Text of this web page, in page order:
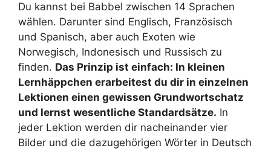
Du kannst bei Babbel zwischen 14 Sprachen
wählen. Darunter sind Englisch, Französisch
und Spanisch, aber auch Exoten wie
Norwegisch, Indonesisch und Russisch zu
finden. Das Prinzip ist einfach: In kleinen
Lernhäppchen erarbeitest du dir in einzelnen
Lektionen einen gewissen Grundwortschatz
und lernst wesentliche Standardsätze. In
jeder Lektion werden dir nacheinander vier
Bilder und die dazugehörigen Wörter in Deutsch